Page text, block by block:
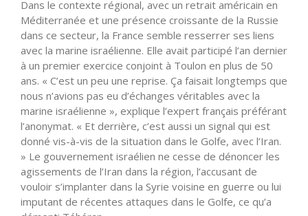
Dans le contexte régional, avec un retrait américain en
Méditerranée et une présence croissante de la Russie
dans ce secteur, la France semble resserrer ses liens
avec la marine israélienne. Elle avait participé l’an dernier
à un premier exercice conjoint à Toulon en plus de 50
ans. « C’est un peu une reprise. Ça faisait longtemps que
nous n’avions pas eu d’échanges véritables avec la
marine israélienne », explique l’expert français préférant
l’anonymat. « Et derrière, c’est aussi un signal qui est
donné vis-à-vis de la situation dans le Golfe, avec l’Iran.
» Le gouvernement israélien ne cesse de dénoncer les
agissements de l’Iran dans la région, l’accusant de
vouloir s’implanter dans la Syrie voisine en guerre ou lui
imputant de récentes attaques dans le Golfe, ce qu’a